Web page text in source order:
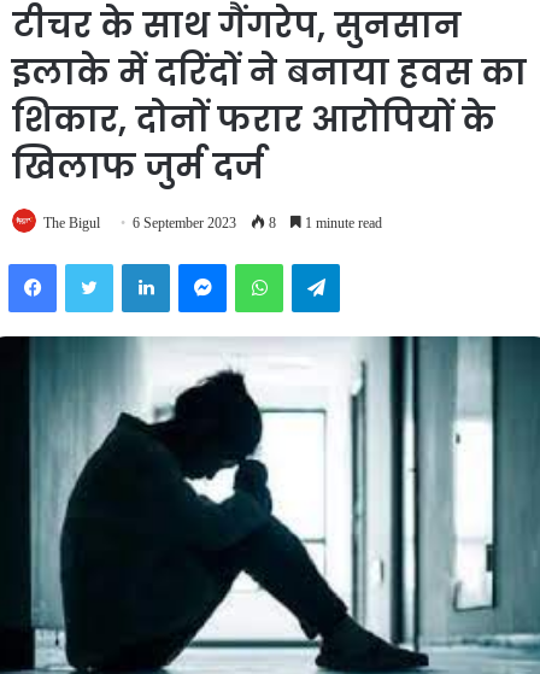
टीचर के साथ गैंगरेप, सुनसान
इलाके में दरिंदों ने बनाया हवस का
शिकार, दोनों फरार आरोपियों के
खिलाफ जुर्म दर्ज
The Bigul 6 September 2023 8 1 minute read
FacebookTwitter LinkedInMessengerWhatsAppTelegram